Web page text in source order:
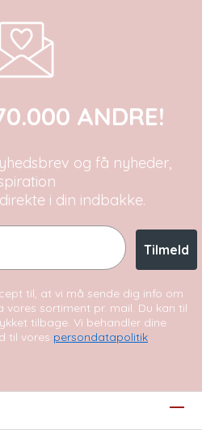
ANDRE!
og få nyheder,
i din indbakke.
Tilmeld
til, at vi må sende dig info om
sortiment pr. mail. Du kan til
tilbage. Vi behandler dine
til vores persondatapolitik.